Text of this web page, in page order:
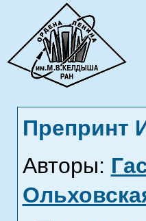
Препринт
Авторы: